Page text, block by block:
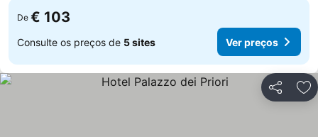
De € 103
Consulte os preços de 5 sites Ver preços
Partilhar